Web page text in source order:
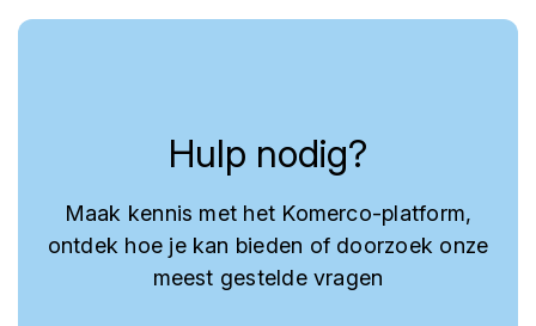
Hulp nodig?
Maak kennis met het Komerco-platform,
ontdek hoe je kan bieden of doorzoek onze
meest gestelde vragen